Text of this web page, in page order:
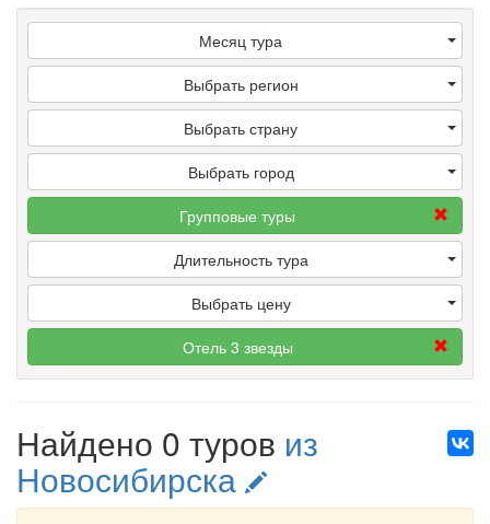
Месяц тура
Выбрать регион
Выбрать страну
Выбрать город
Групповые туры
Длительность тура
Выбрать цену
Отель 3 звезды
Найдено 0 туров из
Новосибирска